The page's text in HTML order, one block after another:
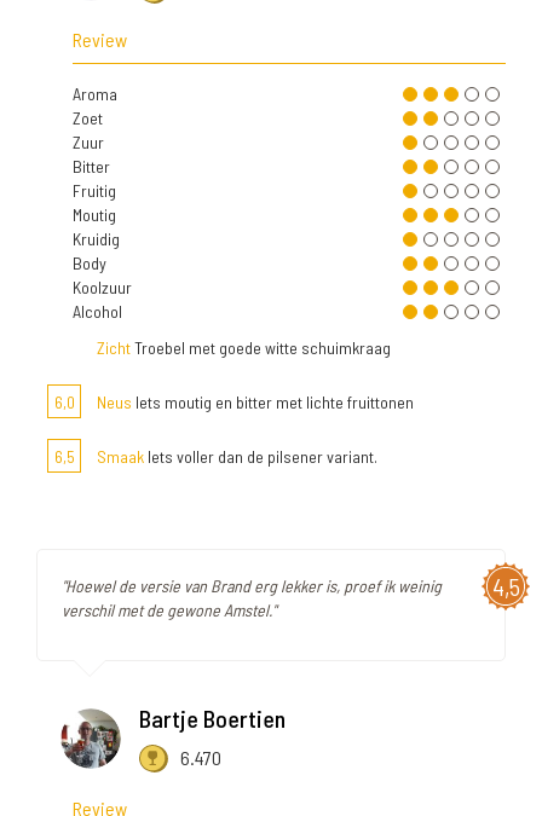
Review
Aroma
Zoet
Zuur
Bitter
Fruitig
Moutig
Kruidig
Body
Koolzuur
Alcohol
ZichtTroebel met goede witte schuimkraag
6,0 Neus Iets moutig en bitter met lichte fruittonen
6,5 Smaak Iets voller dan de pilsener variant.
4,5
"Hoewel de versie van Brand erg lekker is, proef ik weinig
verschil met de gewone Amstel."
Bartje Boertien
6.470
Review